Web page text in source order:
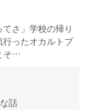
さ」学校の帰り
ったオカルトブ
そ…
話